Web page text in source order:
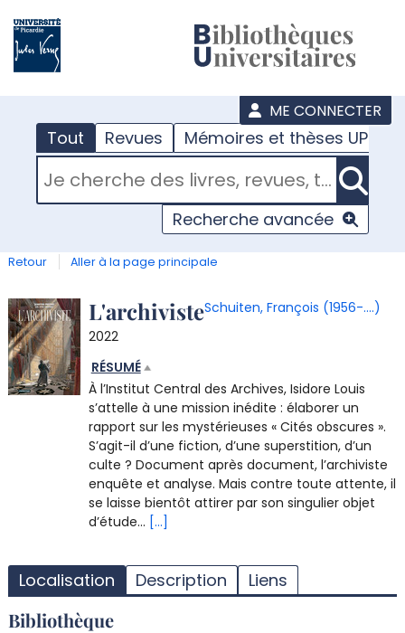
ME CONNECTER
Tout Revues Mémoires et thèses UPJV
RECHERCHER DANS "TOUT"
Recherche avancée
Retour Aller à la page principale
Détail
document
L'archivisteSchuiten, François (1956-....)
2022
RÉSUMÉ
À l’Institut Central des Archives, Isidore Louis
s’attelle à une mission inédite : élaborer un
rapport sur les mystérieuses « Cités obscures ».
S’agit-il d’une fiction, d’une superstition, d’un
culte ? Document après document, l’archiviste
enquête et analyse. Mais contre toute attente, il
se laisse bientôt attirer par son singulier objet
d’étude... [...]
Localisation Description Liens
Bibliothèque